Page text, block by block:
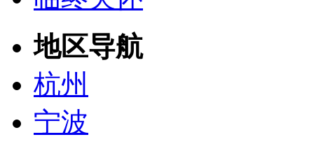
地区导航
杭州
宁波